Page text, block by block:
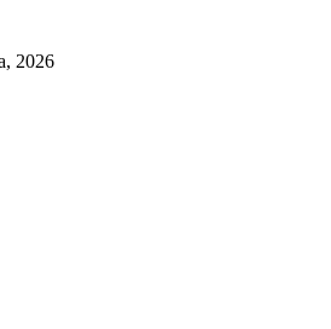
2026